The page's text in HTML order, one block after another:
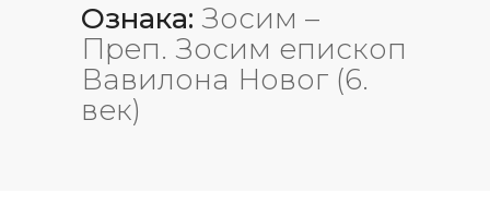
Ознака: Зосим –
Преп. Зосим епископ
Вавилона Новог (6.
век)